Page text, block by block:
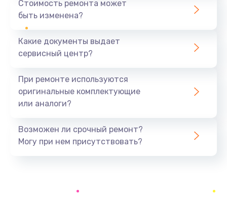
Ремонт южного моста
Замена батарейки BIOS
Заказать
Стоимость ремонта может
быть изменена?
Какие документы выдает
сервисный центр?
При ремонте используются
оригинальные комплектующие
или аналоги?
Возможен ли срочный ремонт?
Могу при нем присутствовать?